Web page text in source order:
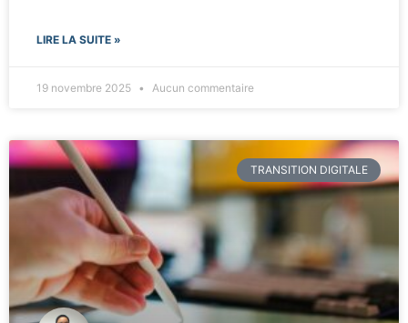
LIRE LA SUITE »
19 novembre 2025 Aucun commentaire
TRANSITION DIGITALE